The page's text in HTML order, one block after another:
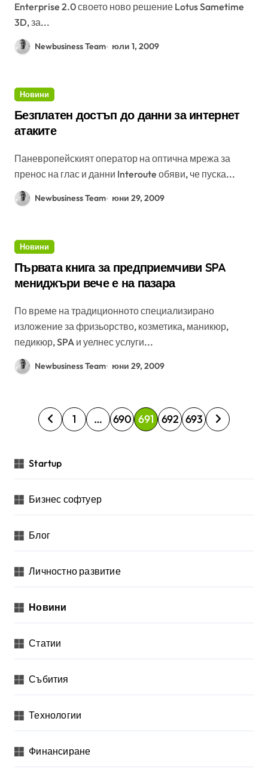
Enterprise 2.0 своето ново решение Lotus Sametime
3D, за...
Newbusiness Team юли 1, 2009
Новини
Безплатен достъп до данни за интернет
атаките
Паневропейският оператор на оптична мрежа за
пренос на глас и данни Interoute обяви, че пуска...
Newbusiness Team юни 29, 2009
Новини
Първата книга за предприемчиви SPA
мениджъри вече е на пазара
По време на традиционното специализирано
изложение за фризьорство, козметика, маникюр,
педикюр, SPA и уелнес услуги...
Newbusiness Team юни 29, 2009
Р
а
д
е
л
я
н
е
а
у
б
л
и
к
а
1 … 690 691 692 693
Startup
Бизнес софтуер
Блог
Личностно развитие
Новини
Статии
Събития
Технологии
Финансиране